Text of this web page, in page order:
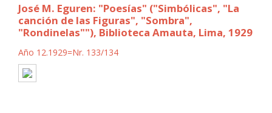
José M. Eguren: "Poesías" ("Simbólicas", "La
canción de las Figuras", "Sombra",
"Rondinelas""), Biblioteca Amauta, Lima, 1929
Año 12.1929=Nr. 133/134